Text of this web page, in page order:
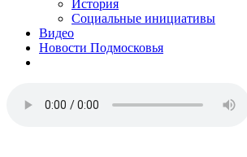
История
Социальные инициативы
Видео
Новости Подмосковья